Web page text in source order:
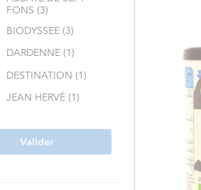
FONS (3)
BIODYSSEE (3)
DARDENNE (1)
DESTINATION (1)
JEAN HERVÉ (1)
Valider